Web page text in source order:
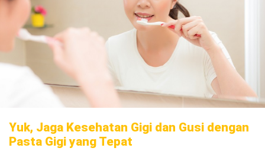
Yuk, Jaga Kesehatan Gigi dan Gusi dengan
Pasta Gigi yang Tepat